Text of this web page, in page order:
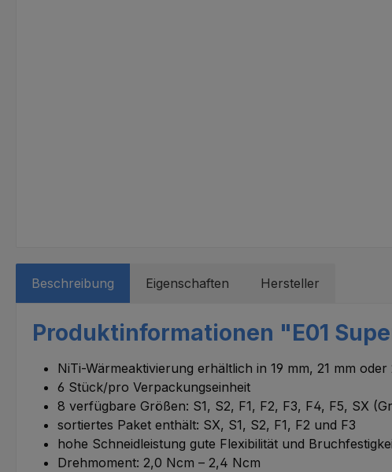
Beschreibung Eigenschaften Hersteller
Produktinformationen "E01
NiTi-Wärmeaktivierung erhältlich in 19 mm, 21 mm oder
6 Stück/pro Verpackungseinheit
8 verfügbare Größen: S1, S2, F1, F2, F3, F4, F5, SX
sortiertes Paket enthält: SX, S1, S2, F1, F2 und F3
hohe Schneidleistung gute Flexibilität und
Drehmoment: 2,0 Ncm – 2,4 Ncm